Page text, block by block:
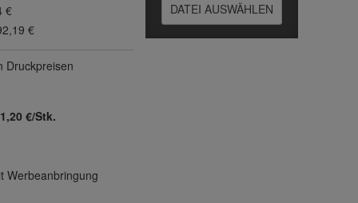
€
€
Druck­preisen
1,20 €/Stk.
Werbeanbringung
DATEI AUSWÄHLEN